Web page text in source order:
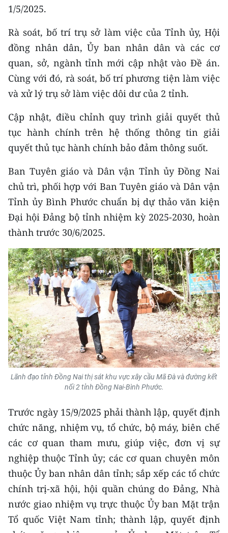
Media Môi trường
Ảnh
Infographic
TIN MỚI
Trung du và miền núi phía Bắc
Đồng bằng sông Hồng
Bắc Trung Bộ
Duyên hải Nam Trung Bộ và Tây
Nguyên
Đông Nam Bộ
Đồng bằng sông Cửu Long
Chuyên trang Hà Nội
Chuyên trang TP. Hồ Chí Minh
CHUYÊN ĐỀ
CÁC CHUYÊN TRANG
VỀ BÁO NHÂN DÂN
THỜI NAY
NHÂN DÂN CUỐI TUẦN
NHÂN DÂN HẰNG THÁNG
MUA BÁO
ĐỌC BÁO IN
1/5/2025.
Rà soát, bố trí trụ sở làm việc của Tỉnh ủy, Hội
đồng nhân dân, Ủy ban nhân dân và các cơ
quan, sở, ngành tỉnh mới cập nhật vào Đề án.
Cùng với đó, rà soát, bố trí phương tiện làm việc
và xử lý trụ sở làm việc dôi dư của 2 tỉnh.
Cập nhật, điều chỉnh quy trình giải quyết thủ
tục hành chính trên hệ thống thông tin giải
quyết thủ tục hành chính bảo đảm thông suốt.
Ban Tuyên giáo và Dân vận Tỉnh ủy Đồng Nai
chủ trì, phối hợp với Ban Tuyên giáo và Dân vận
Tỉnh ủy Bình Phước chuẩn bị dự thảo văn kiện
Đại hội Đảng bộ tỉnh nhiệm kỳ 2025-2030, hoàn
thành trước 30/6/2025.
Lãnh đạo tỉnh Đồng Nai thị sát khu vực xây cầu Mã Đà và đường kết
nối 2 tỉnh Đồng Nai-Bình Phước.
Trước ngày 15/9/2025 phải thành lập, quyết định
chức năng, nhiệm vụ, tổ chức, bộ máy, biên chế
các cơ quan tham mưu, giúp việc, đơn vị sự
nghiệp thuộc Tỉnh ủy; các cơ quan chuyên môn
thuộc Ủy ban nhân dân tỉnh; sắp xếp các tổ chức
chính trị-xã hội, hội quần chúng do Đảng, Nhà
nước giao nhiệm vụ trực thuộc Ủy ban Mặt trận
Tổ quốc Việt Nam tỉnh; thành lập, quyết định